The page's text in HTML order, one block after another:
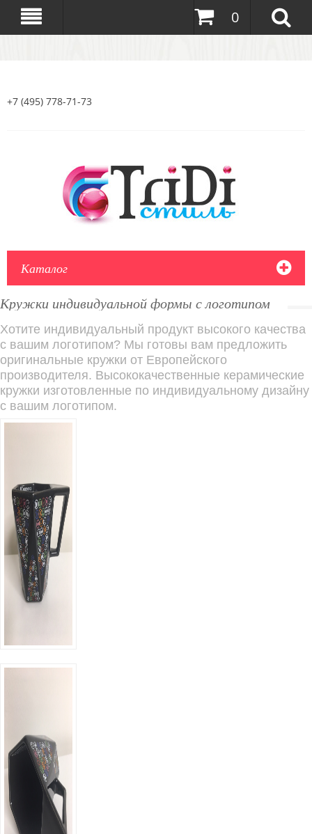
0
+7 (495) 778-71-73
Каталог
Кружки индивидуальной формы с логотипом
Хотите индивидуальный продукт высокого качества
с вашим логотипом? Мы готовы вам предложить
оригинальные кружки от Европейского
производителя. Высококачественные керамические
кружки изготовленные по индивидуальному дизайну
с вашим логотипом.